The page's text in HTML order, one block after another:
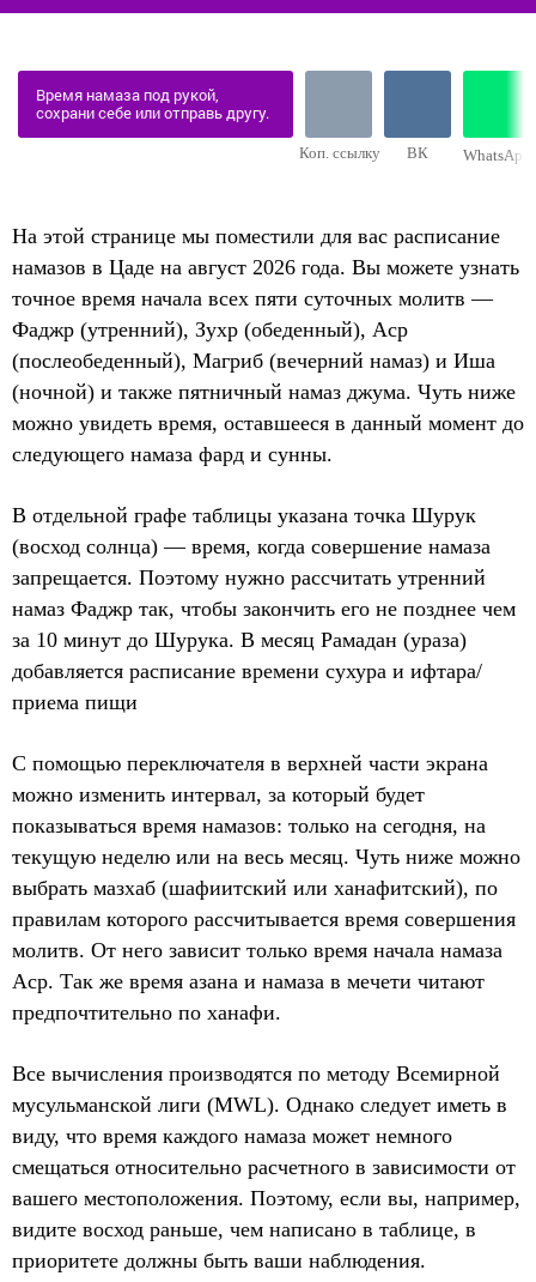
Время намаза под рукой,
сохрани себе или отправь другу.
Коп. ссылку ВК WhatsApp
На этой странице мы поместили для вас расписание
намазов в Цаде на август 2026 года. Вы можете узнать
точное время начала всех пяти суточных молитв —
Фаджр (утренний), Зухр (обеденный), Аср
(послеобеденный), Магриб (вечерний намаз) и Иша
(ночной) и также пятничный намаз джума. Чуть ниже
можно увидеть время, оставшееся в данный момент до
следующего намаза фард и сунны.
В отдельной графе таблицы указана точка Шурук
(восход солнца) — время, когда совершение намаза
запрещается. Поэтому нужно рассчитать утренний
намаз Фаджр так, чтобы закончить его не позднее чем
за 10 минут до Шурука. В месяц Рамадан (ураза)
добавляется расписание времени сухура и ифтара/
приема пищи
С помощью переключателя в верхней части экрана
можно изменить интервал, за который будет
показываться время намазов: только на сегодня, на
текущую неделю или на весь месяц. Чуть ниже можно
выбрать мазхаб (шафиитский или ханафитский), по
правилам которого рассчитывается время совершения
молитв. От него зависит только время начала намаза
Аср. Так же время азана и намаза в мечети читают
предпочтительно по ханафи.
Все вычисления производятся по методу Всемирной
мусульманской лиги (MWL). Однако следует иметь в
виду, что время каждого намаза может немного
смещаться относительно расчетного в зависимости от
вашего местоположения. Поэтому, если вы, например,
видите восход раньше, чем написано в таблице, в
приоритете должны быть ваши наблюдения.